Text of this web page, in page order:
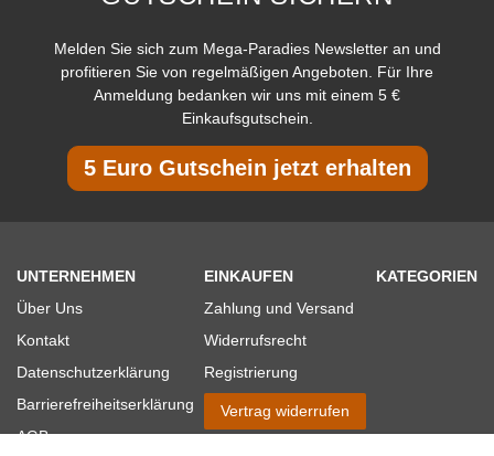
Melden Sie sich zum Mega-Paradies Newsletter an und
profitieren Sie von regelmäßigen Angeboten. Für Ihre
Anmeldung bedanken wir uns mit einem 5 €
Einkaufsgutschein.
5 Euro Gutschein jetzt erhalten
UNTERNEHMEN
Über Uns
Kontakt
Datenschutzerklärung
Barrierefreiheitserklärung
AGB
EINKAUFEN
Zahlung und Versand
Widerrufsrecht
Registrierung
Vertrag widerrufen
KATEGORIEN